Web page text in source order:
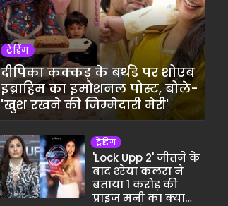
ट्रेंडिंग
दीपिका कक्कड़ के बर्थडे पर शोएब
इब्राहिम का इमोशनल पोस्ट, बोले-
'खुश रखने की जिम्मेदारी मेरी'
ट्रेंडिंग
'Lock Upp 2' जीतने के
बाद श्‍रेया कलरा ने
बताया 1 करोड़ की
प्राइज मनी का क्या